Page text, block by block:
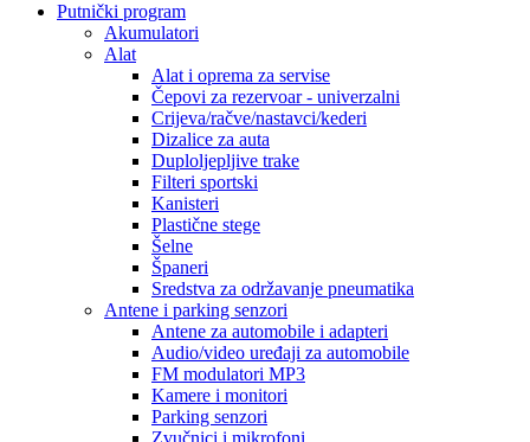
Putnički program
Akumulatori
Alat
Alat i oprema za servise
Čepovi za rezervoar - univerzalni
Crijeva/račve/nastavci/kederi
Dizalice za auta
Duploljepljive trake
Filteri sportski
Kanisteri
Plastične stege
Šelne
Španeri
Sredstva za održavanje pneumatika
Antene i parking senzori
Antene za automobile i adapteri
Audio/video uređaji za automobile
FM modulatori MP3
Kamere i monitori
Parking senzori